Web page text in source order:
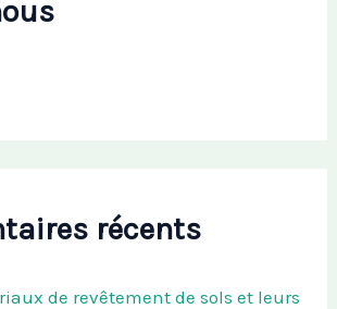
récents
de revêtement de sols et leurs